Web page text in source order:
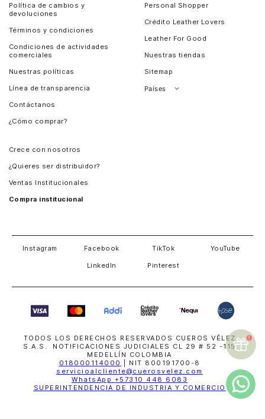
Política de cambios y
devoluciones
Términos y condiciones
Condiciones de actividades
comerciales
Nuestras políticas
Línea de transparencia
Contáctanos
¿Cómo comprar?
Personal Shopper
Crédito Leather Lovers
Leather For Good
Nuestras tiendas
Sitemap
Países
Crece con nosotros
¿Quieres ser distribuidor?
Ventas Institucionales
Compra institucional
Instagram Facebook TikTok YouTube
LinkedIn Pinterest
TODOS LOS DERECHOS RESERVADOS CUEROS VÉLEZ
S.A.S. NOTIFICACIONES JUDICIALES CL 29 # 52 -115
MEDELLÍN COLOMBIA
018000114000
| NIT 800191700-8
servicioalcliente@cuerosvelez.com
WhatsApp +57310 448 6083
SUPERINTENDENCIA DE INDUSTRIA Y COMERCIO